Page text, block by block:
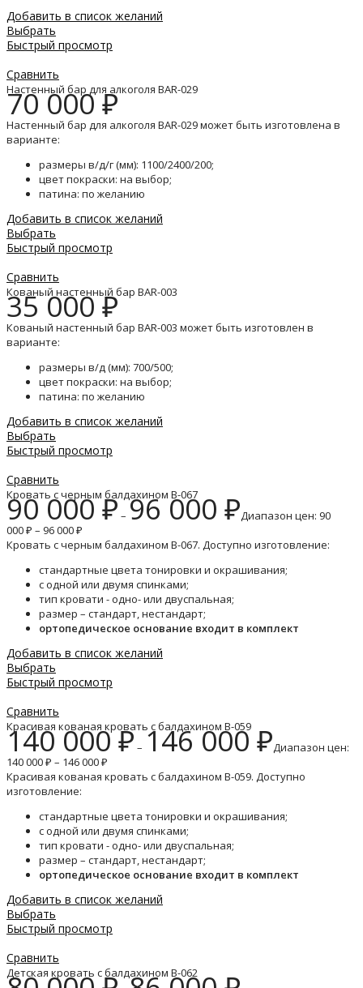
Добавить в список желаний
Выбрать
Быстрый просмотр
Сравнить
Настенный бар для алкоголя BAR-029
70 000₽
Настенный бар для алкоголя BAR-029 может быть изготовлена в
варианте:
размеры в/д/г (мм): 1100/2400/200;
цвет покраски: на выбор;
патина: по желанию
Добавить в список желаний
Выбрать
Быстрый просмотр
Сравнить
Кованый настенный бар BAR-003
35 000₽
Кованый настенный бар BAR-003 может быть изготовлен в
варианте:
размеры в/д (мм): 700/500;
цвет покраски: на выбор;
патина: по желанию
Добавить в список желаний
Выбрать
Быстрый просмотр
Сравнить
Кровать с черным балдахином B-067
90 000₽– 96 000 ₽Диапазон цен: 90
000 ₽ – 96 000 ₽
Кровать с черным балдахином B-067. Доступно изготовление:
стандартные цвета тонировки и окрашивания;
с одной или двумя спинками;
тип кровати - одно- или двуспальная;
размер – стандарт, нестандарт;
ортопедическое основание входит в комплект
Добавить в список желаний
Выбрать
Быстрый просмотр
Сравнить
Красивая кованая кровать с балдахином B-059
140 000₽– 146 000₽Диапазон цен:
140 000 ₽ – 146 000 ₽
Красивая кованая кровать с балдахином B-059. Доступно
изготовление:
стандартные цвета тонировки и окрашивания;
с одной или двумя спинками;
тип кровати - одно- или двуспальная;
размер – стандарт, нестандарт;
ортопедическое основание входит в комплект
Добавить в список желаний
Выбрать
Быстрый просмотр
Сравнить
Детская кровать с балдахином B-062